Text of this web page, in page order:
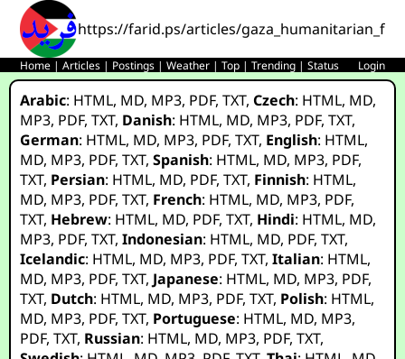
https://farid.ps/articles/
Home |Articles | Postings |Weather |Top |Trending |Status Login
Arabic: HTML, MD, MP3, PDF,TXT,Czech: HTML, MD,
MP3, PDF,TXT, Danish: HTML, MD, MP3, PDF,TXT,
German: HTML, MD, MP3, PDF,TXT, English: HTML,
MD, MP3, PDF,TXT,Spanish: HTML, MD, MP3, PDF,
TXT, Persian: HTML, MD, PDF,TXT, Finnish: HTML,
MD, MP3, PDF,TXT, French: HTML, MD, MP3, PDF,
TXT, Hebrew: HTML, MD, PDF,TXT, Hindi: HTML, MD,
MP3, PDF,TXT,Indonesian: HTML, MD, PDF,TXT,
Icelandic: HTML, MD, MP3, PDF,TXT,Italian: HTML,
MD, MP3, PDF,TXT, Japanese: HTML, MD, MP3, PDF,
TXT, Dutch: HTML, MD, MP3, PDF,TXT, Polish: HTML,
MD, MP3, PDF,TXT, Portuguese: HTML, MD, MP3,
PDF,TXT, Russian: HTML, MD, MP3, PDF,TXT,